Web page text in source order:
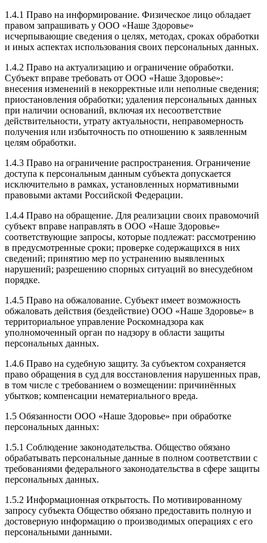
1.4.1 Право на информирование. Физическое лицо обладает
правом запрашивать у ООО «Наше Здоровье»
исчерпывающие сведения о целях, методах, сроках обработки
и иных аспектах использования своих персональных данных.
1.4.2 Право на актуализацию и ограничение обработки.
Субъект вправе требовать от ООО «Наше Здоровье»:
внесения изменений в некорректные или неполные сведения;
приостановления обработки; удаления персональных данных
при наличии оснований, включая их несоответствие
действительности, утрату актуальности, неправомерность
получения или избыточность по отношению к заявленным
целям обработки.
1.4.3 Право на ограничение распространения. Ограничение
доступа к персональным данным субъекта допускается
исключительно в рамках, установленных нормативными
правовыми актами Российской Федерации.
1.4.4 Право на обращение. Для реализации своих правомочий
субъект вправе направлять в ООО «Наше Здоровье»
соответствующие запросы, которые подлежат: рассмотрению
в предусмотренные сроки; проверке содержащихся в них
сведений; принятию мер по устранению выявленных
нарушений; разрешению спорных ситуаций во внесудебном
порядке.
1.4.5 Право на обжалование. Субъект имеет возможность
обжаловать действия (бездействие) ООО «Наше Здоровье» в
территориальное управление Роскомнадзора как
уполномоченный орган по надзору в области защиты
персональных данных.
1.4.6 Право на судебную защиту. За субъектом сохраняется
право обращения в суд для восстановления нарушенных прав,
в том числе с требованием о возмещении: причинённых
убытков; компенсации нематериального вреда.
1.5 Обязанности ООО «Наше Здоровье» при обработке
персональных данных:
1.5.1 Соблюдение законодательства. Общество обязано
обрабатывать персональные данные в полном соответствии с
требованиями федерального законодательства в сфере защиты
персональных данных.
1.5.2 Информационная открытость. По мотивированному
запросу субъекта Общество обязано предоставить полную и
достоверную информацию о производимых операциях с его
персональными данными.